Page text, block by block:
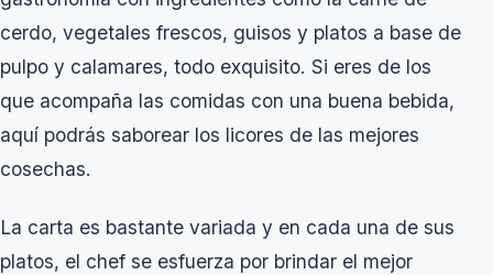
cerdo, vegetales frescos, guisos y platos a base de
pulpo y calamares, todo exquisito. Si eres de los
que acompaña las comidas con una buena bebida,
aquí podrás saborear los licores de las mejores
cosechas.
La carta es bastante variada y en cada una de sus
platos, el chef se esfuerza por brindar el mejor